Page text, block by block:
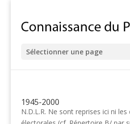
Sélectionner une page
1945-2000
N.D.L.R. Ne sont reprises ici ni les